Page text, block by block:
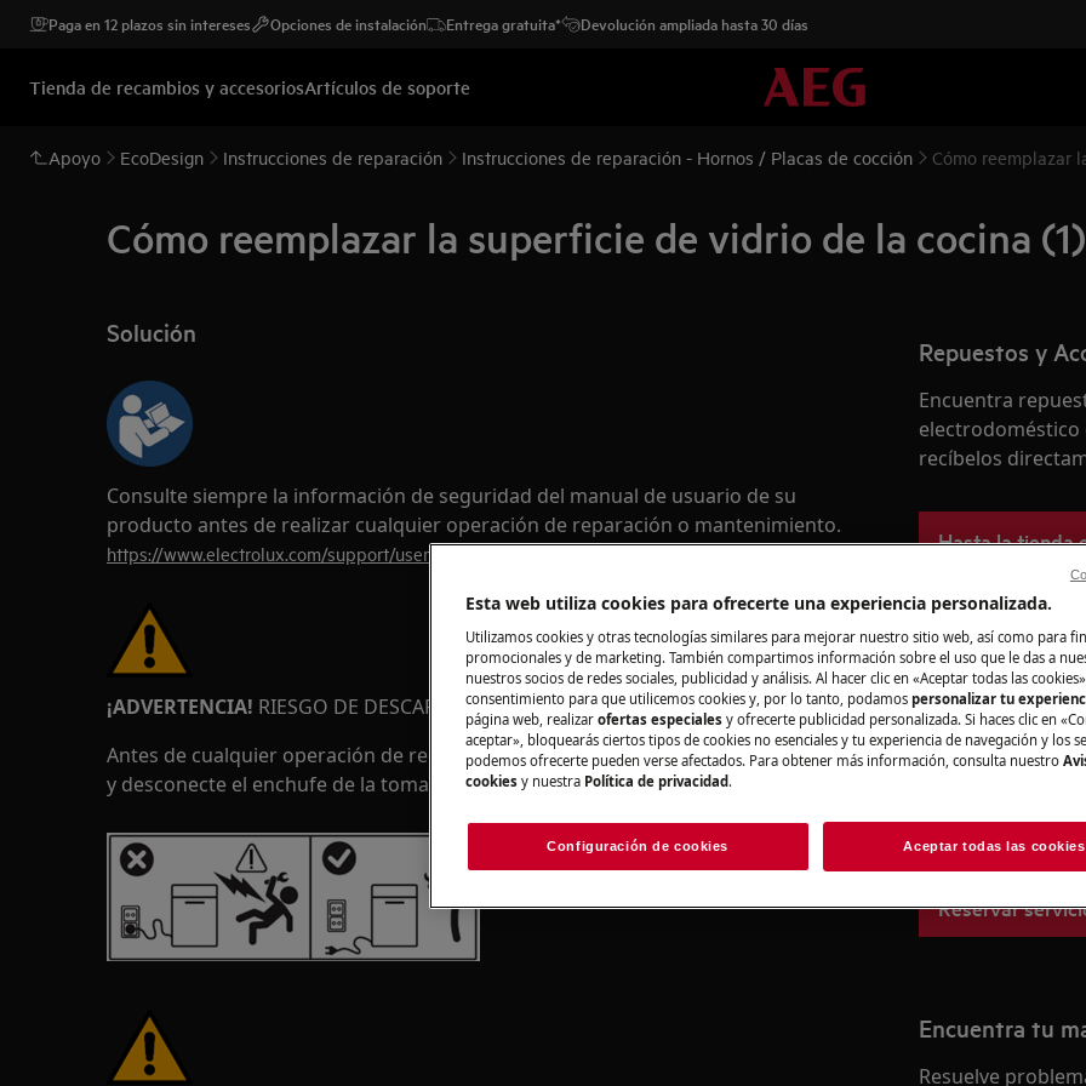
Paga en 12 plazos sin intereses Opciones de instalación Entrega gratuita* Devolución ampliada hasta 30 días
Tienda de recambios y accesoriosArtículos de soporte
Apoyo EcoDesign Instrucciones de reparación Instrucciones de reparación - Hornos / Placas de cocción Cómo reemplazar
Cómo reemplazar la superficie de vidrio de la cocina (1)
Solución
Consulte siempre la información de seguridad del manual de usuario de su
producto antes de realizar cualquier operación de reparación o mantenimiento.
https://www.electrolux.com/support/user-manuals/
¡ADVERTENCIA! RIESGO DE DESCARGA ELÉCTRICA
Antes de cualquier operación de reparación o mantenimiento, desactive el aparato
y desconecte el enchufe de la toma de corriente.
Repuestos y
Encuentra
recíbelos
Hasta la tienda
Registra online
Si no encuentras
registrar online
reparar tu
tener costes
naturaleza de la
Reservar
Encuentra tu
Resuelve
Esta web utiliza cookies para ofrecerte una experiencia personalizada.
Utilizamos cookies y otras tecnologías similares para mejorar nuestro sitio web, así como para
promocionales y de marketing. También compartimos información sobre el uso que le das a
nuestros socios de redes sociales, publicidad y análisis. Al hacer clic en «Aceptar todas las
consentimiento para que utilicemos cookies y, por lo tanto, podamos personalizar tu
página web, realizar ofertas especiales y ofrecerte publicidad personalizada. Si haces clic en
aceptar», bloquearás ciertos tipos de cookies no esenciales y tu experiencia de navegación y los
podemos ofrecerte pueden verse afectados. Para obtener más información, consulta nuestro
cookies y nuestra Política de privacidad .
Configuración de cookies Aceptar todas las cookies